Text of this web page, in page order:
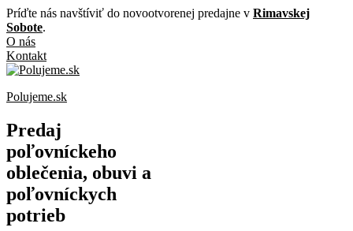
Príďte nás navštíviť do novootvorenej predajne v Rimavskej
Sobote.
O nás
Kontakt
Polujeme.sk
Predaj
poľovníckeho
oblečenia, obuvi a
poľovníckych
potrieb